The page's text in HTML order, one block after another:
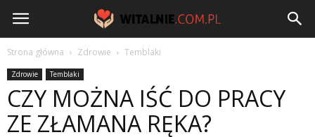
Witalnie.com.pl
Strona główna Zdrowie Temblaki
Zdrowie Temblaki
CZY MOŻNA IŚĆ DO PRACY
ZE ZŁAMANA RĘKA?